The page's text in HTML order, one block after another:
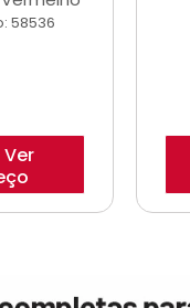
58536
Ver